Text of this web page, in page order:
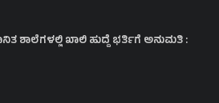
ಶಾಲೆಗಳಲ್ಲಿ ಖಾಲಿ ಹುದ್ದೆ ಭರ್ತಿಗೆ ಅನುಮತಿ :